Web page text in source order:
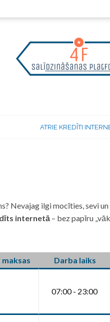
ATRIE KREDĪTI
Nevajag ilgi mocīties, sevi
internetā – bez papīru
maksas Darba laiks
07:00 - 23:00